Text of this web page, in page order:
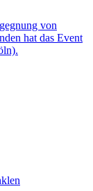
von
hat das Event